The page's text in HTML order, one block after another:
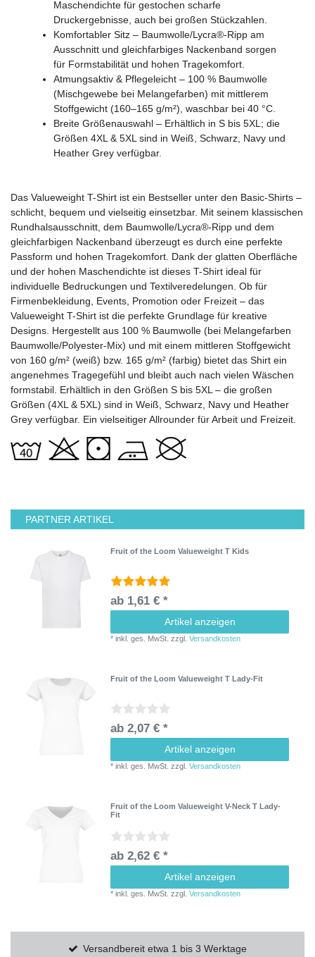
Maschendichte für gestochen scharfe
Druckergebnisse, auch bei großen Stückzahlen.
Komfortabler Sitz – Baumwolle/Lycra®-Ripp am
Ausschnitt und gleichfarbiges Nackenband sorgen
für Formstabilität und hohen Tragekomfort.
Atmungsaktiv & Pflegeleicht – 100 % Baumwolle
(Mischgewebe bei Melangefarben) mit mittlerem
Stoffgewicht (160–165 g/m²), waschbar bei 40 °C.
Breite Größenauswahl – Erhältlich in S bis 5XL; die
Größen 4XL & 5XL sind in Weiß, Schwarz, Navy und
Heather Grey verfügbar.
Das Valueweight T-Shirt ist ein Bestseller unter den Basic-Shirts –
schlicht, bequem und vielseitig einsetzbar. Mit seinem klassischen
Rundhalsausschnitt, dem Baumwolle/Lycra®-Ripp und dem
gleichfarbigen Nackenband überzeugt es durch eine perfekte
Passform und hohen Tragekomfort. Dank der glatten Oberfläche
und der hohen Maschendichte ist dieses T-Shirt ideal für
individuelle Bedruckungen und Textilveredelungen. Ob für
Firmenbekleidung, Events, Promotion oder Freizeit – das
Valueweight T-Shirt ist die perfekte Grundlage für kreative
Designs. Hergestellt aus 100 % Baumwolle (bei Melangefarben
Baumwolle/Polyester-Mix) und mit einem mittleren Stoffgewicht
von 160 g/m² (weiß) bzw. 165 g/m² (farbig) bietet das Shirt ein
angenehmes Tragegefühl und bleibt auch nach vielen Wäschen
formstabil. Erhältlich in den Größen S bis 5XL – die großen
Größen (4XL & 5XL) sind in Weiß, Schwarz, Navy und Heather
Grey verfügbar. Ein vielseitiger Allrounder für Arbeit und Freizeit.
PARTNER ARTIKEL
Fruit of the Loom Valueweight T Kids
ab 1,61 € *
Artikel anzeigen
*inkl. ges. MwSt. zzgl.Versandkosten
Fruit of the Loom Valueweight T Lady-Fit
ab 2,07 € *
Artikel anzeigen
*inkl. ges. MwSt. zzgl.Versandkosten
Fruit of the Loom Valueweight V-Neck T Lady-
Fit
ab 2,62 € *
Artikel anzeigen
*inkl. ges. MwSt. zzgl.Versandkosten
Versandbereit etwa 1 bis 3 Werktage